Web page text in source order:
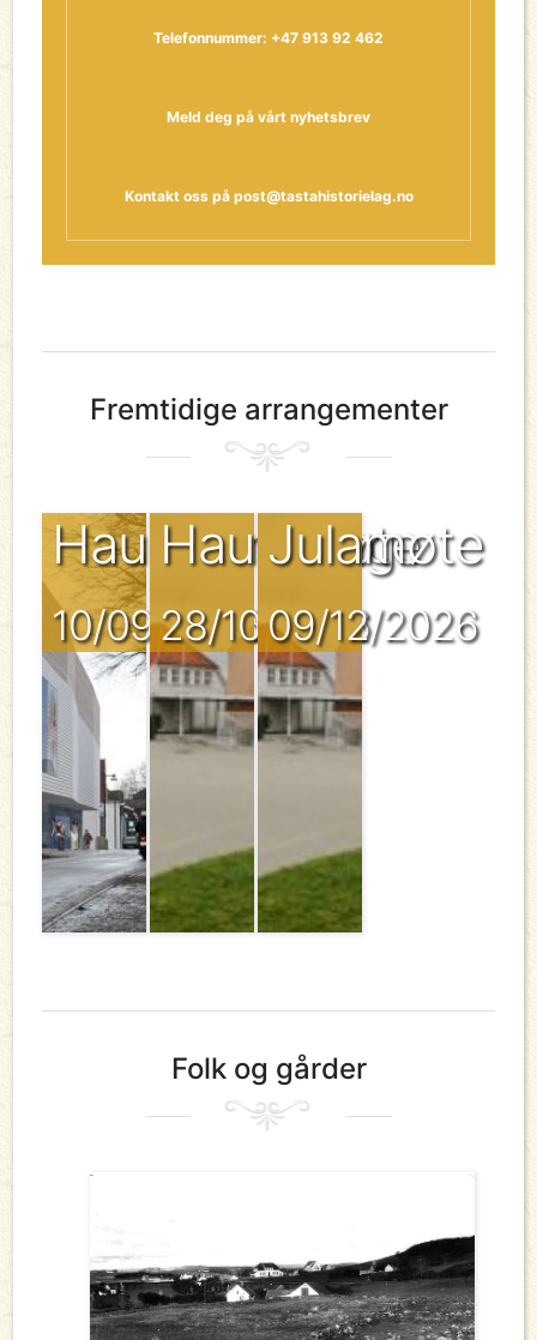
Telefonnummer: +47 913 92 462
Meld deg på vårt nyhetsbrev
Kontakt oss på post@tastahistorielag.no
Fremtidige arrangementer
Haustvandring
10/09/2026
Haustmøte
28/10/2026
Julamøte
09/12/2026
Folk og gårder